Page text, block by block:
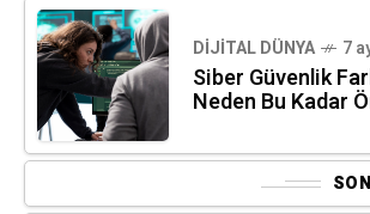
DIJITAL DÜNYA 7
Siber Güvenlik
Neden Bu Kadar